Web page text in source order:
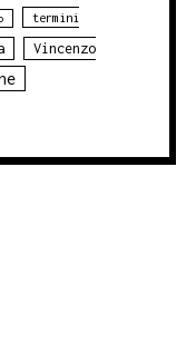
termini
Vincenzo